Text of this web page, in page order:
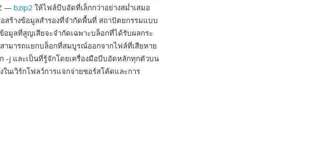
— bzip2 ให้ไฟล์บีบอัดที่เล็กกว่าอย่างสม่ำเสมอ
ร้างข้อมูลสำรองที่จำกัดพื้นที่ สถาปัตยกรรมแบบ
มูลที่สูญเสียจะจำกัดเฉพาะบล็อกที่ได้รับผลกระ
มารถแยกบล็อกที่สมบูรณ์ออกจากไฟล์ที่เสียหาย
-j และเป็นที่รู้จักโดยเครื่องมือบีบอัดหลักทุกตัวบน
นเวิร์กโฟลว์การแจกจ่ายซอร์สโค้ดและการ